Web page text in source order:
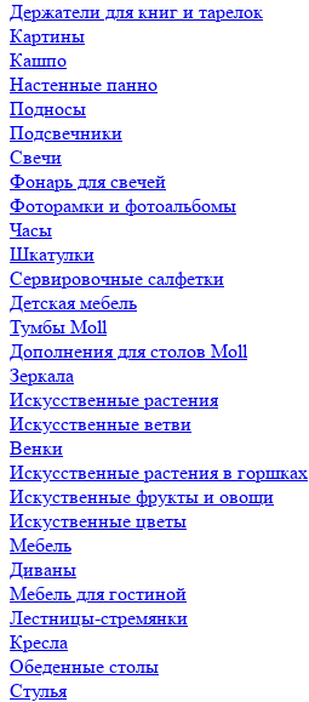
Держатели для книг и тарелок
Картины
Кашпо
Настенные панно
Подносы
Подсвечники
Свечи
Фонарь для свечей
Фоторамки и фотоальбомы
Часы
Шкатулки
Сервировочные салфетки
Детская мебель
Тумбы Moll
Дополнения для столов Moll
Зеркала
Искусственные растения
Искусственные ветви
Венки
Искусственные растения в горшках
Искуственные фрукты и овощи
Искуственные цветы
Мебель
Диваны
Мебель для гостиной
Лестницы-стремянки
Кресла
Обеденные столы
Стулья